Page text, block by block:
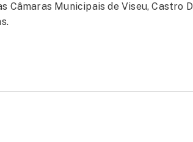
Câmaras Municipais de Viseu, Castro